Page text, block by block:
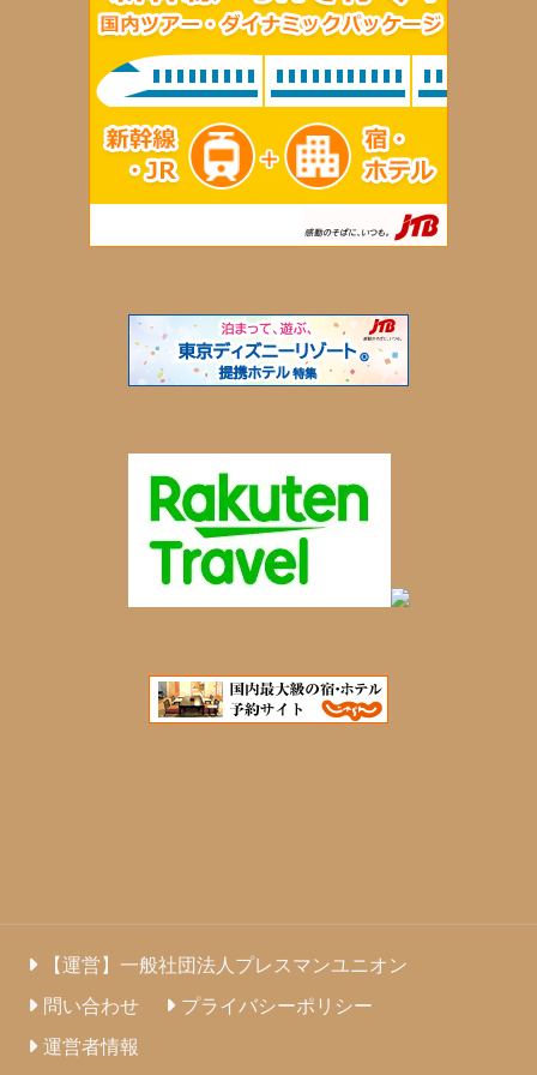
【運営】一般社団法人プレスマンユニオン
問い合わせ
プライバシーポリシー
運営者情報